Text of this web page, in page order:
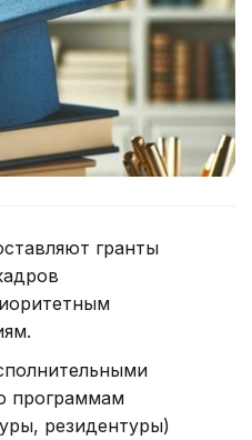
гранты
программам
резидентуры)